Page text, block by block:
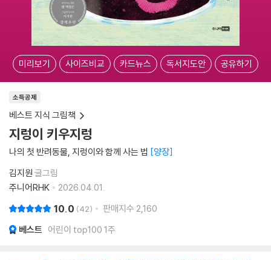
미리보기 사이즈비교 카드뉴스 독서지도안 공유하기
소득공제
베스트 지식 그림책
지렁이 키우지렁
나의 첫 반려동물, 지렁이와 함께 사는 법 양장
김지원 글그림
주니어RHK
2026.04.01.
10.0 42 판매지수 2,160
베스트 어린이 top100 1주